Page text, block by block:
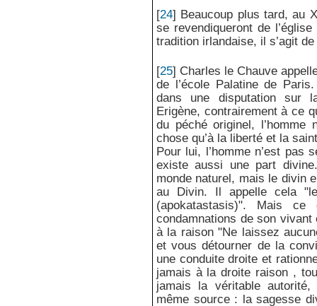
[24]
Beaucoup plus tard, au
se revendiqueront de
tradition irlandaise, il s’agit
[25] Charles le Chauve
de l’école Palatine de
dans une disputation sur
Erigène, contrairement à ce
du péché originel,
chose qu’à la liberté et la
Pour lui, l’homme n’est pas
existe aussi une part
monde naturel, mais le divin
au Divin. Il appelle cela
(apokatastasis)". Mais
condamnations de son
à la raison "Ne laissez
et vous détourner de la
une conduite droite et
jamais à la droite raison ,
jamais la véritable autorité,
même source : la sagesse